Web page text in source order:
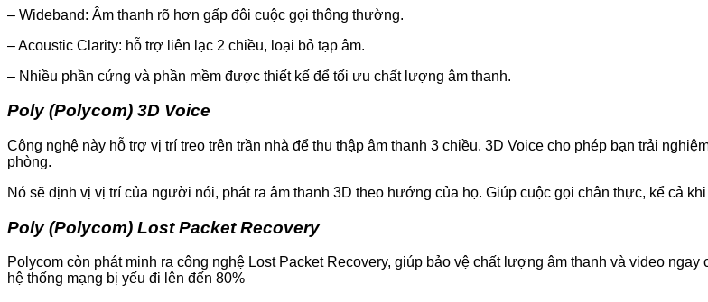
– Wideband: Âm thanh rõ hơn gấp đôi cuộc gọi thông thường.
– Acoustic Clarity: hỗ trợ liên lạc 2 chiều, loại bỏ tạp âm.
– Nhiều phần cứng và phần mềm được thiết kế để tối ưu chất lượng âm thanh.
Poly (Polycom) 3D Voice
Công nghệ này hỗ trợ vị trí treo trên trần nhà để thu thập âm thanh 3 chiều. 3D Voice cho phép bạn trải
phòng.
Nó sẽ định vị vị trí của người nói, phát ra âm thanh 3D theo hướng của họ. Giúp cuộc gọi chân thực, kể cả
Poly (Polycom) Lost Packet Recovery
Polycom còn phát minh ra công nghệ Lost Packet Recovery, giúp bảo vệ chất lượng âm thanh và video
hệ thống mạng bị yếu đi lên đến 80%